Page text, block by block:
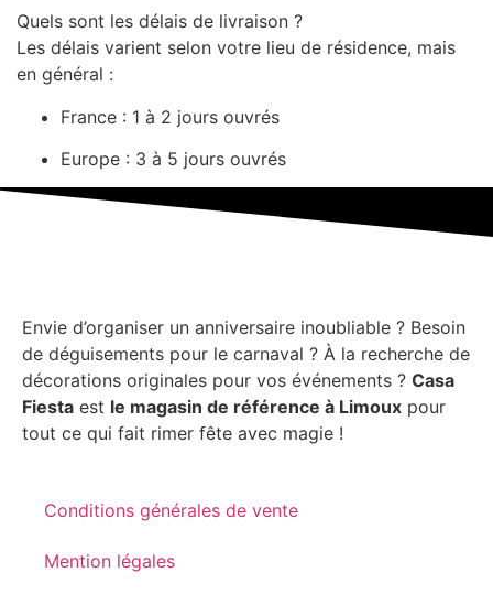
Quels sont les délais de livraison ?
Les délais varient selon votre lieu de résidence, mais
en général :
France : 1 à 2 jours ouvrés
Europe : 3 à 5 jours ouvrés
Envie d’organiser un anniversaire inoubliable ? Besoin
de déguisements pour le carnaval ? À la recherche de
décorations originales pour vos événements ? Casa
Fiesta est le magasin de référence à Limoux pour
tout ce qui fait rimer fête avec magie !
Conditions générales de vente
Mention légales